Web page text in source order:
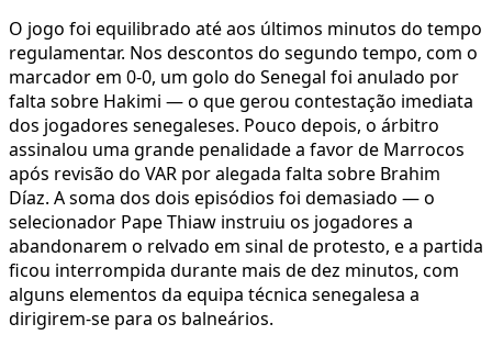
O jogo foi equilibrado até aos últimos minutos do tempo
regulamentar. Nos descontos do segundo tempo, com o
marcador em 0-0, um golo do Senegal foi anulado por
falta sobre Hakimi — o que gerou contestação imediata
dos jogadores senegaleses. Pouco depois, o árbitro
assinalou uma grande penalidade a favor de Marrocos
após revisão do VAR por alegada falta sobre Brahim
Díaz. A soma dos dois episódios foi demasiado — o
selecionador Pape Thiaw instruiu os jogadores a
abandonarem o relvado em sinal de protesto, e a partida
ficou interrompida durante mais de dez minutos, com
alguns elementos da equipa técnica senegalesa a
dirigirem-se para os balneários.